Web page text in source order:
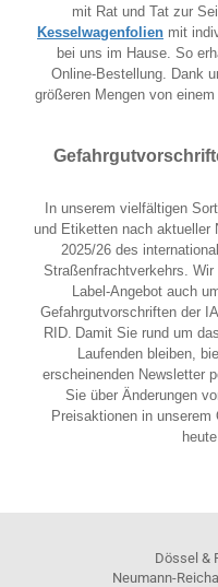
mit Rat und Tat zur
Kesselwagenfolien mit
bei uns im Hause. So
Online-Bestellung. Dank
größeren Mengen von
In unserem vielfältigen
und Etiketten nach aktueller
2025/26 des
Straßenfrachtverkehrs. Wir
Label-Angebot auch
Gefahrgutvorschriften der
RID. Damit Sie rund um
Laufenden bleiben,
erscheinenden Newsletter
Sie über Änderungen
Preisaktionen in
Dössel &
Neumann-